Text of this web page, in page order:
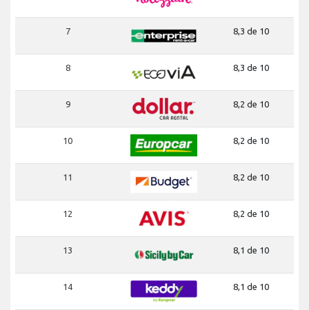
7 8,3 de 10
8 8,3 de 10
9 8,2 de 10
10 8,2 de 10
11 8,2 de 10
12 8,2 de 10
13 8,1 de 10
14 8,1 de 10